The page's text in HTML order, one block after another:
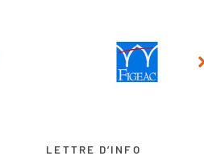
LETTRE D’INFO